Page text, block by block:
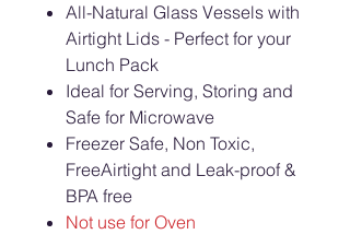
All-Natural Glass Vessels with
Airtight Lids - Perfect for your
Lunch Pack
Ideal for Serving, Storing and
Safe for Microwave
Freezer Safe, Non Toxic,
FreeAirtight and Leak-proof &
BPA free
Not use for Oven